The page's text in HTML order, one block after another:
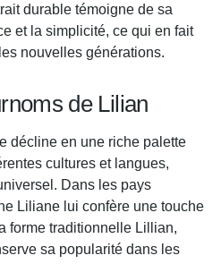
durable témoigne de sa
et la simplicité, ce qui en fait
nouvelles générations.
de Lilian
décline en une riche palette
cultures et langues,
Dans les pays
Liliane lui confère une touche
forme traditionnelle Lillian,
sa popularité dans les